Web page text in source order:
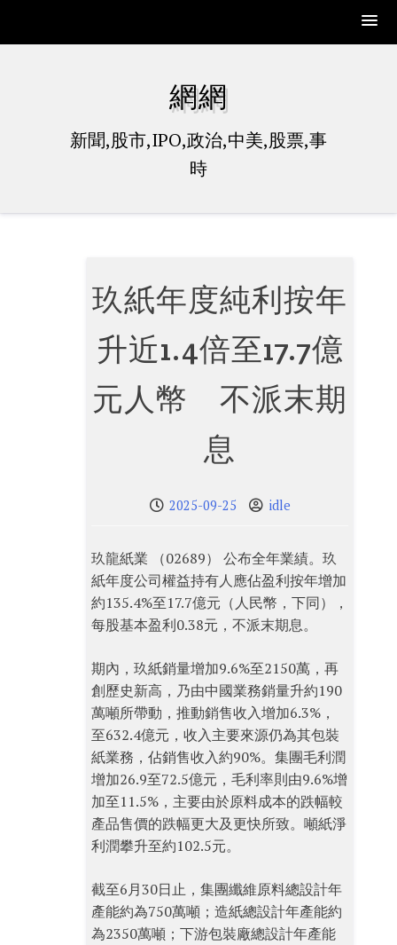
網網
新聞,股市,IPO,政治,中美,股票,事
時
玖紙年度純利按年
升近1.4倍至17.7億
元人幣 不派末期
息
2025-09-25 idle
玖龍紙業 （02689） 公布全年業績。玖
紙年度公司權益持有人應佔盈利按年增加
約135.4%至17.7億元（人民幣，下同），
每股基本盈利0.38元，不派末期息。
期內，玖紙銷量增加9.6%至2150萬，再
創歷史新高，乃由中國業務銷量升約190
萬噸所帶動，推動銷售收入增加6.3%，
至632.4億元，收入主要來源仍為其包裝
紙業務，佔銷售收入約90%。集團毛利潤
增加26.9至72.5億元，毛利率則由9.6%增
加至11.5%，主要由於原料成本的跌幅較
產品售價的跌幅更大及更快所致。噸紙淨
利潤攀升至約102.5元。
截至6月30日止，集團纖維原料總設計年
產能約為750萬噸；造紙總設計年產能約
為2350萬噸；下游包裝廠總設計年產能